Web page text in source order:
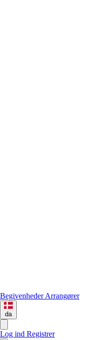
BegivenhederArrangører
da
Log ind Registrer